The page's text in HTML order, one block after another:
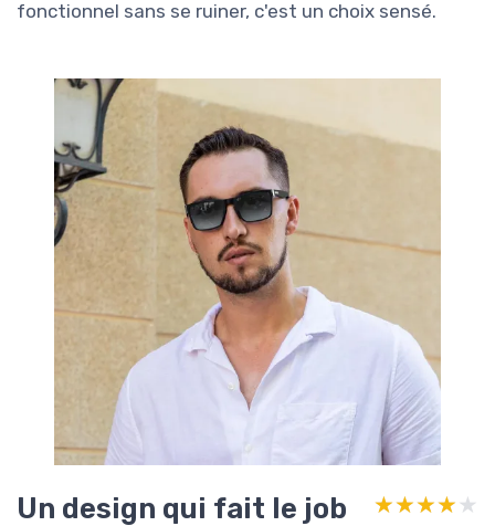
fonctionnel sans se ruiner, c'est un choix sensé.
Un design qui fait le job ★★★★★
★★★★★